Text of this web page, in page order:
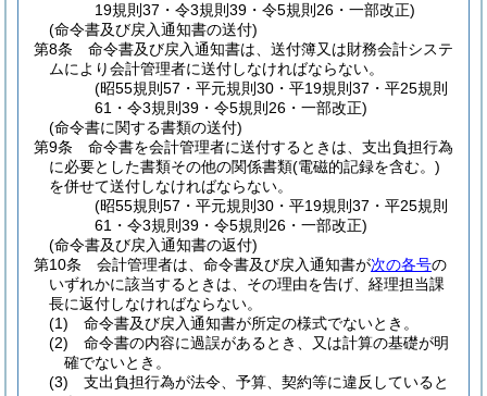
19規則37・令3規則39・令5規則26・一部改正)
(命令書及び戻入通知書の送付)
第8条
命令書及び戻入通知書は、送付簿又は財務会計システ
ムにより会計管理者に送付しなければならない。
(昭55規則57・平元規則30・平19規則37・平25規則
61・令3規則39・令5規則26・一部改正)
(命令書に関する書類の送付)
第9条
命令書を会計管理者に送付するときは、支出負担行為
に必要とした書類その他の関係書類(電磁的記録を含む。)
を併せて送付しなければならない。
(昭55規則57・平元規則30・平19規則37・平25規則
61・令3規則39・令5規則26・一部改正)
(命令書及び戻入通知書の返付)
第10条
会計管理者は、命令書及び戻入通知書が次の各号の
いずれかに該当するときは、その理由を告げ、経理担当課
長に返付しなければならない。
(1)
命令書及び戻入通知書が所定の様式でないとき。
(2)
命令書の内容に過誤があるとき、又は計算の基礎が明
確でないとき。
(3)
支出負担行為が法令、予算、契約等に違反していると